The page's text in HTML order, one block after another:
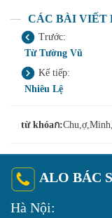
CÁC BÀI VIẾT
Trước:
Từ Tường Vũ
Kế tiếp:
Nhiêu Lệ
từ khóaก:
ALO BÁC
Hà Nội: